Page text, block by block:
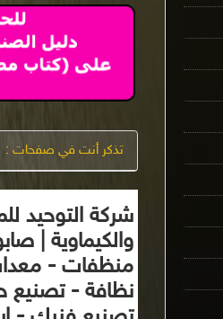
تذكر أنت في صفحات :
شركة التوحيد
والكيماوية |
منظفات -
نظافة -